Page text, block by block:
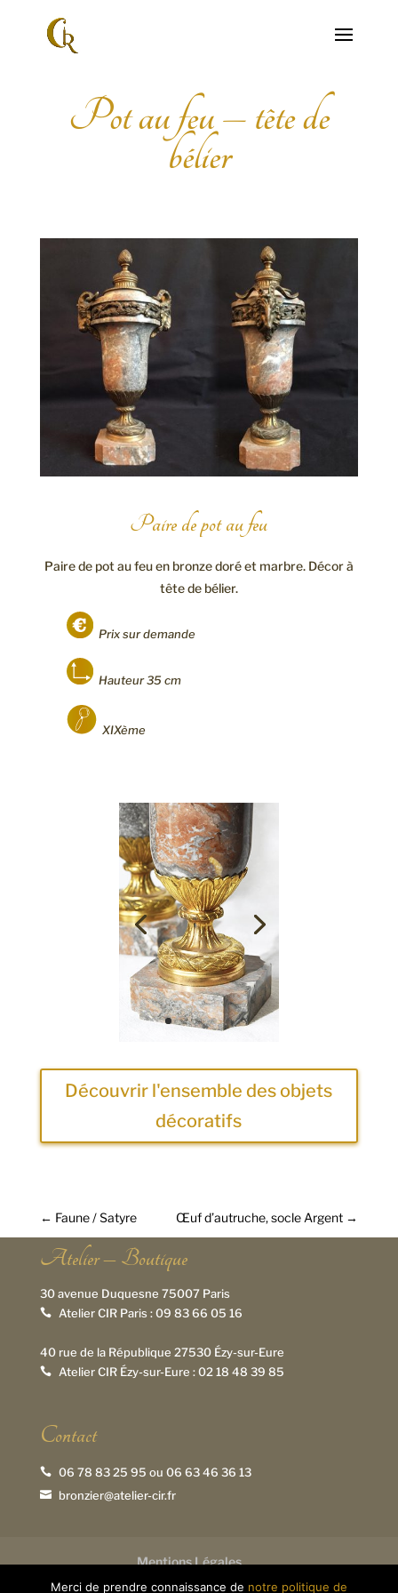
Pot au feu – tête de
bélier
Paire de pot au feu
Paire de pot au feu en bronze doré et marbre. Décor à
tête de bélier.
Prix sur demande
Hauteur 35 cm
XIXème
Découvrir l'ensemble des objets
décoratifs
← Faune / Satyre Œuf d’autruche, socle Argent →
Atelier – Boutique
30 avenue Duquesne 75007 Paris
 Atelier CIR Paris :09 83 66 05 16
40 rue de la République 27530 Ézy-sur-Eure
 Atelier CIR Ézy-sur-Eure :02 18 48 39 85
Contact
 06 78 83 25 95 ou 06 63 46 36 13
 bronzier@atelier-cir.fr
Mentions Légales
Création du site internet : Laureline Foucault
Merci de prendre connaissance de notre politique de